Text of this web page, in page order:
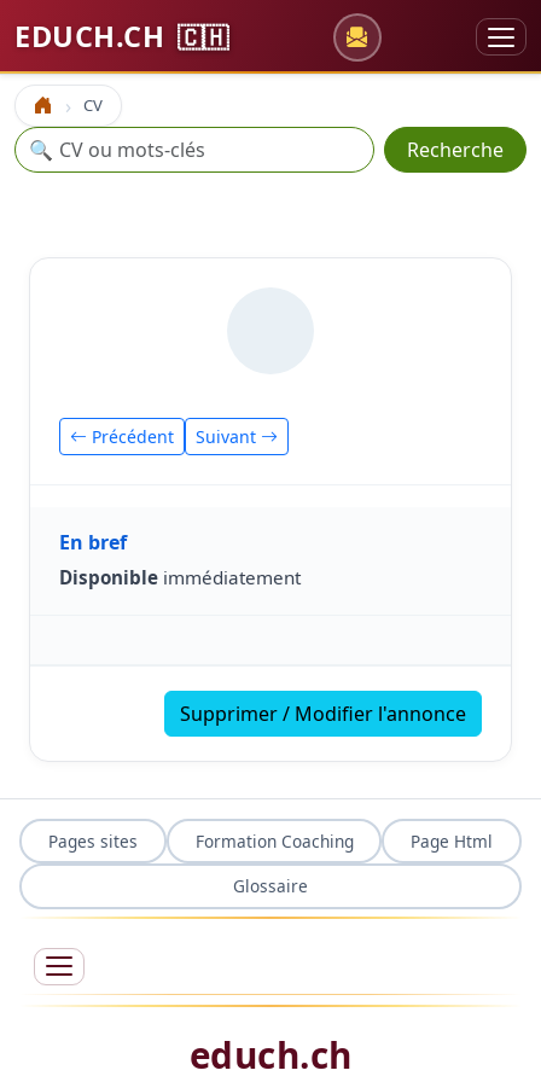
EDUCH.CH 🇨🇭
Accueil CV
Recherche
🔍 Recherche
Précédent Suivant
En bref
Disponible immédiatement
Supprimer / Modifier l'annonce
Pages sites Formation Coaching
Page Html
Glossaire
educh.ch